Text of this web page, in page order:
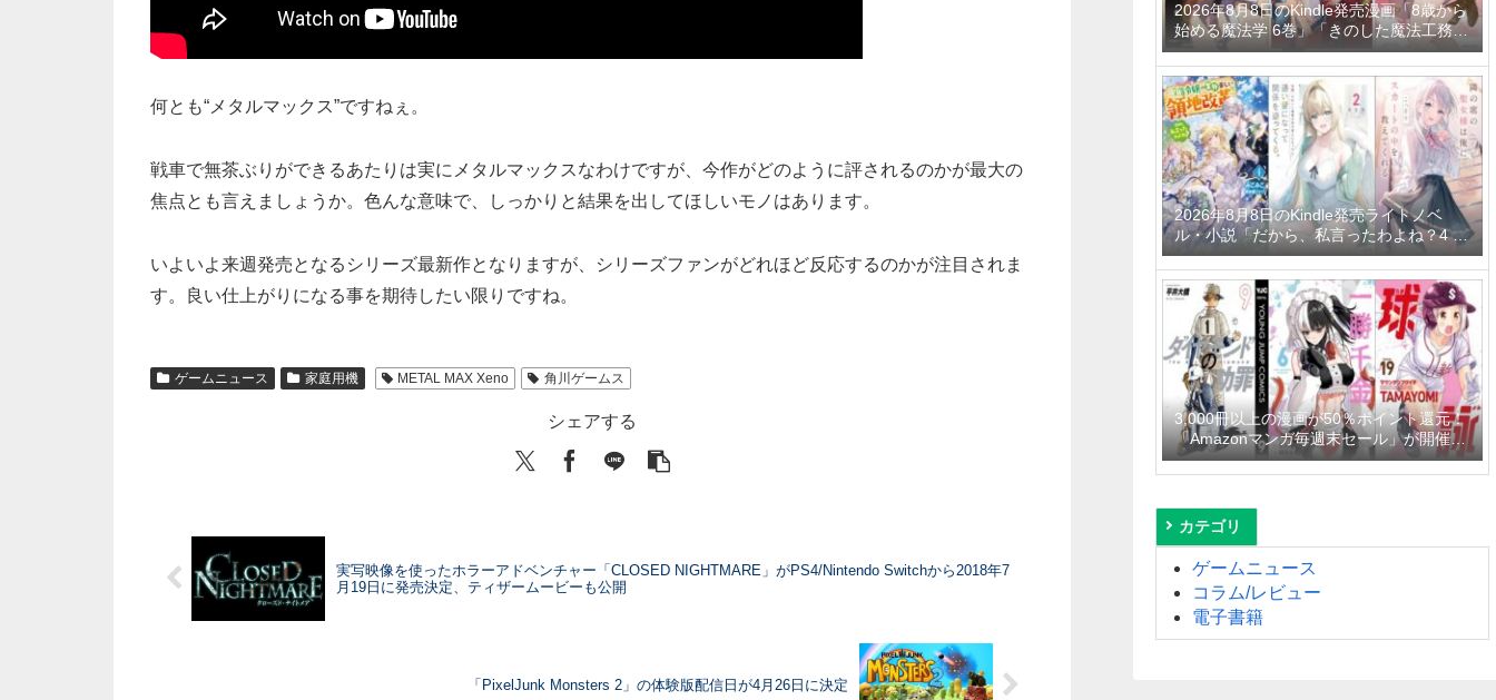
何とも“メタルマックス”ですねぇ。
戦車で無茶ぶりができるあたりは実にメタルマックスなわけですが、今作がどのように評されるのかが最大の
焦点とも言えましょうか。色んな意味で、しっかりと結果を出してほしいモノはあります。
いよいよ来週発売となるシリーズ最新作となりますが、シリーズファンがどれほど反応するのかが注目されま
す。良い仕上がりになる事を期待したい限りですね。
ゲームニュース 家庭用機 METAL MAX Xeno 角川ゲームス
シェアする
実写映像を使ったホラーアドベンチャー「CLOSED NIGHTMARE」がPS4/Nintendo Switchから2018年7
月19日に発売決定、ティザームービーも公開
「PixelJunk Monsters 2」の体験版配信日が4月26日に決定
2026年8月8日のKindle発売漫画「8歳から
始める魔法学 6巻」「きのした魔法工務店
異世界工法で最強の家づくりを 4巻」「迷
宮狂走曲 3 ～エロゲ世界なのにエロそっ
ちのけでひたすら最強を目指すモブ転生者
～」など
2026年8月8日のKindle発売ライトノベ
ル・小説「だから、私言ったわよね？4 ～
没落令嬢の案外楽しい領地改革～」「学園
一かわいい後輩の命の恩人になったら、通
い妻になって関係を迫ってくる。 2巻」
「隣の席の聖女様は俺にこっそりスカート
の中を教えてくれる」など
3,000冊以上の漫画が50％ポイント還元！
「Amazonマンガ毎週末セール」が開催
中、終了予定日は8月9日！
カテゴリ
ゲームニュース
コラム/レビュー
電子書籍